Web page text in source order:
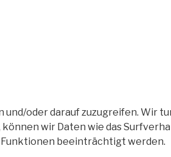
oder darauf zuzugreifen. Wir
wir Daten wie das
beeinträchtigt werden.